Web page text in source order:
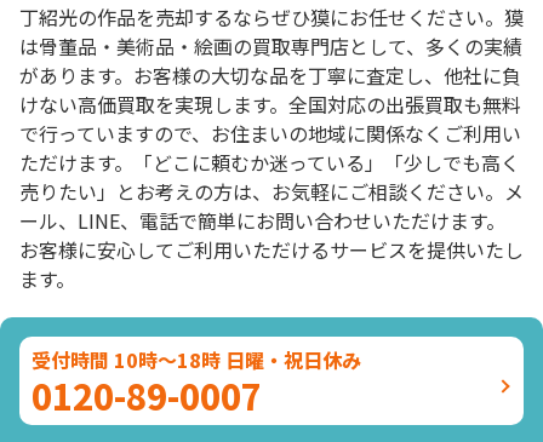
丁紹光の作品を売却するならぜひ獏にお任せください。獏
は骨董品・美術品・絵画の買取専門店として、多くの実績
があります。お客様の大切な品を丁寧に査定し、他社に負
けない高価買取を実現します。全国対応の出張買取も無料
で行っていますので、お住まいの地域に関係なくご利用い
ただけます。「どこに頼むか迷っている」「少しでも高く
売りたい」とお考えの方は、お気軽にご相談ください。メ
ール、LINE、電話で簡単にお問い合わせいただけます。
お客様に安心してご利用いただけるサービスを提供いたし
ます。
受付時間 10時～18時 日曜・祝日休み
0120-89-0007